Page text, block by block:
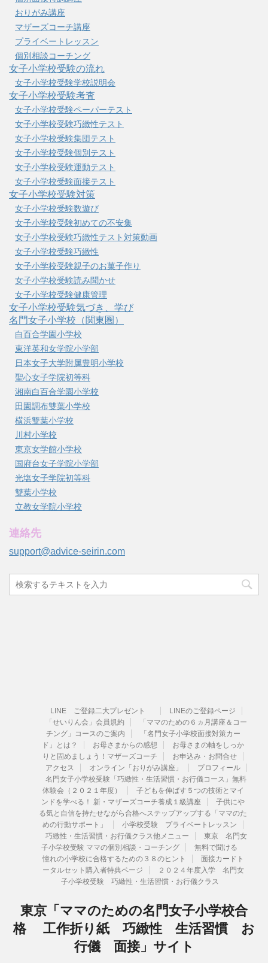
おりがみ講座
マザーズコーチ講座
プライベートレッスン
個別相談コーチング
女子小学校受験の流れ
女子小学校受験学校説明会
女子小学校受験考査
女子小学校受験ペーパーテスト
女子小学校受験巧緻性テスト
女子小学校受験集団テスト
女子小学校受験個別テスト
女子小学校受験運動テスト
女子小学校受験面接テスト
女子小学校受験対策
女子小学校受験数遊び
女子小学校受験初めての不安集
女子小学校受験巧緻性テスト対策動画
女子小学校受験巧緻性
女子小学校受験親子のお菓子作り
女子小学校受験読み聞かせ
女子小学校受験健康管理
女子小学校受験気づき、学び
名門女子小学校（関東圏）
白百合学園小学校
東洋英和女学院小学部
日本女子大学附属豊明小学校
聖心女子学院初等科
湘南白百合学園小学校
田園調布雙葉小学校
横浜雙葉小学校
川村小学校
東京女学館小学校
国府台女子学院小学部
光塩女子学院初等科
雙葉小学校
立教女学院小学校
連絡先
support@advice-seirin.com
LINE ご登録二大プレゼント
LINEのご登録ページ
「せいりん会」会員規約
「ママのための６ヵ月講座＆コー
チング」コースのご案内
「名門女子小学校面接対策カー
ド」とは？
お母さまからの感想
お母さまの軸をしっか
りと固めましょう！マザーズコーチ
お申込み・お問合せ
アクセス
オンライン「おりがみ講座」
プロフィール
名門女子小学校受験「巧緻性・生活習慣・お行儀コース」無料
体験会（２０２１年度）
子どもを伸ばす５つの技術とマイ
ンドを学べる！ 新・マザーズコーチ養成１級講座
子供にや
る気と自信を持たせながら合格へステップアップする「ママのた
めの行動サポート」
小学校受験 プライベートレッスン
巧緻性・生活習慣・お行儀クラス他メニュー
東京 名門女
子小学校受験 ママの個別相談・コーチング
無料で聞ける
憧れの小学校に合格するための３８のヒント
面接カードト
ータルセット購入者特典ページ
２０２４年度入学 名門女
子小学校受験 巧緻性・生活習慣・お行儀クラス
東京「ママのための名門女子小学校合
格 工作折り紙 巧緻性 生活習慣 お
行儀 面接」サイト